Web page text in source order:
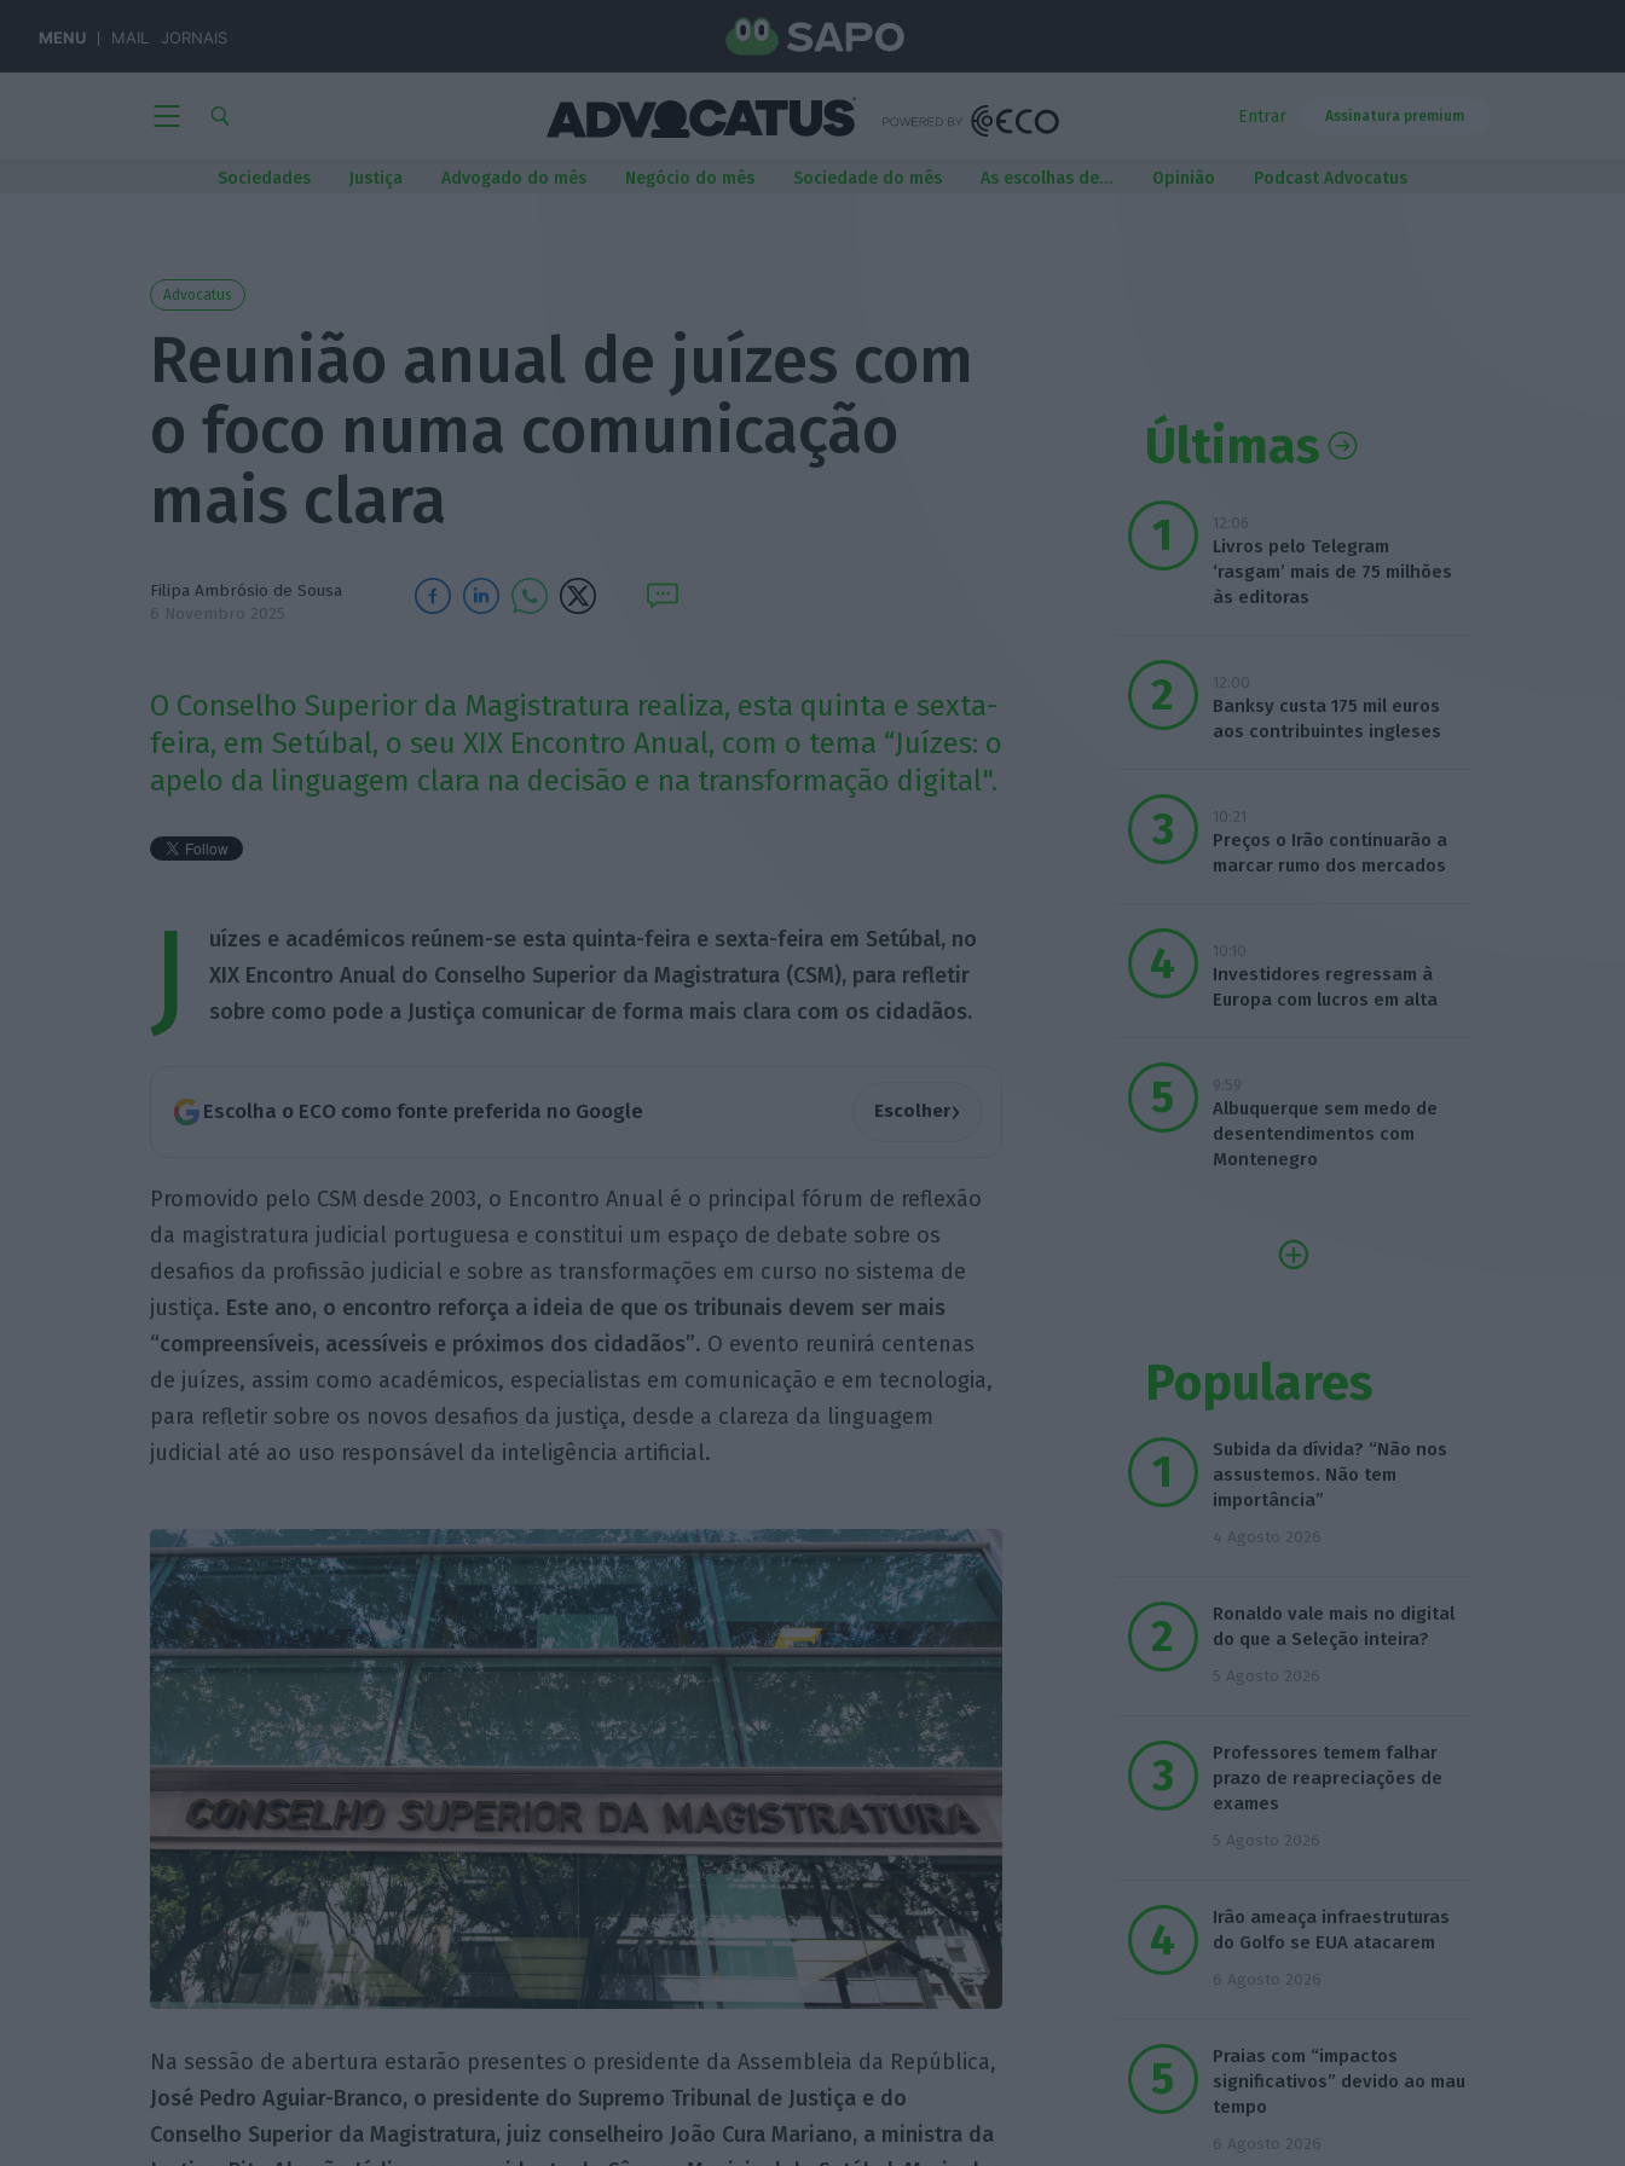
MENU MAIL JORNAIS
Entrar Assinatura premium
Sociedades Justiça Advogado do mês Negócio do mês Sociedade do mês As escolhas de… Opinião Podcast Advocatus
Advocatus
Reunião anual de juízes com
o foco numa comunicação
mais clara
Filipa Ambrósio de Sousa
6 Novembro 2025
O Conselho Superior da Magistratura realiza, esta quinta e sexta-
feira, em Setúbal, o seu XIX Encontro Anual, com o tema “Juízes: o
apelo da linguagem clara na decisão e na transformação digital".
J
uízes e académicos reúnem-se esta quinta-feira e sexta-feira em Setúbal, no
XIX Encontro Anual do Conselho Superior da Magistratura (CSM), para refletir
sobre como pode a Justiça comunicar de forma mais clara com os cidadãos.
Escolha o ECO como fonte preferida no Google Escolher›
Promovido pelo CSM desde 2003, o Encontro Anual é o principal fórum de reflexão
da magistratura judicial portuguesa e constitui um espaço de debate sobre os
desafios da profissão judicial e sobre as transformações em curso no sistema de
justiça. Este ano, o encontro reforça a ideia de que os tribunais devem ser mais
“compreensíveis, acessíveis e próximos dos cidadãos”. O evento reunirá centenas
de juízes, assim como académicos, especialistas em comunicação e em tecnologia,
para refletir sobre os novos desafios da justiça, desde a clareza da linguagem
judicial até ao uso responsável da inteligência artificial.
Na sessão de abertura estarão presentes o presidente da Assembleia da República,
José Pedro Aguiar-Branco, o presidente do Supremo Tribunal de Justiça e do
Conselho Superior da Magistratura, juiz conselheiro João Cura Mariano, a ministra da
Últimas
12:06
Livros pelo Telegram
‘rasgam’ mais de 75 milhões
às editoras
12:00
Banksy custa 175 mil euros
aos contribuintes ingleses
10:21
Preços o Irão continuarão a
marcar rumo dos mercados
10:10
Investidores regressam à
Europa com lucros em alta
9:59
Albuquerque sem medo de
desentendimentos com
Montenegro
Populares
Subida da dívida? “Não nos
assustemos. Não tem
importância”
4 Agosto 2026
Ronaldo vale mais no digital
do que a Seleção inteira?
5 Agosto 2026
Professores temem falhar
prazo de reapreciações de
exames
5 Agosto 2026
Irão ameaça infraestruturas
do Golfo se EUA atacarem
6 Agosto 2026
Praias com “impactos
significativos” devido ao mau
tempo
6 Agosto 2026